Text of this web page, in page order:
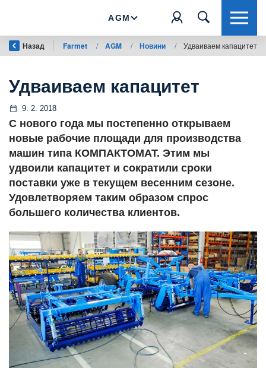
AGM
Назад Farmet / AGM / Новини / Удваиваем капацитет
Удваиваем капацитет
9. 2. 2018
С нового года мы постепенно открываем
новые рабочие площади для производства
машин типа КОМПАКТОМАТ. Этим мы
удвоили капацитет и сократили сроки
поставки уже в текущем весенним сезоне.
Удовлетворяем таким образом спрос
большего количества клиентов.